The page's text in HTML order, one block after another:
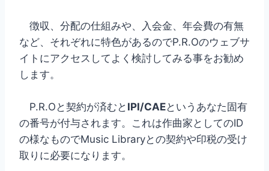
徴収、分配の仕組みや、入会金、年会費の有無
など、それぞれに特色があるのでP.R.Oのウェブサ
イトにアクセスしてよく検討してみる事をお勧め
します。
P.R.Oと契約が済むと IPI/CAEというあなた固有
の番号が付与されます。これは作曲家としてのID
の様なものでMusic Libraryとの契約や印税の受け
取りに必要になります。